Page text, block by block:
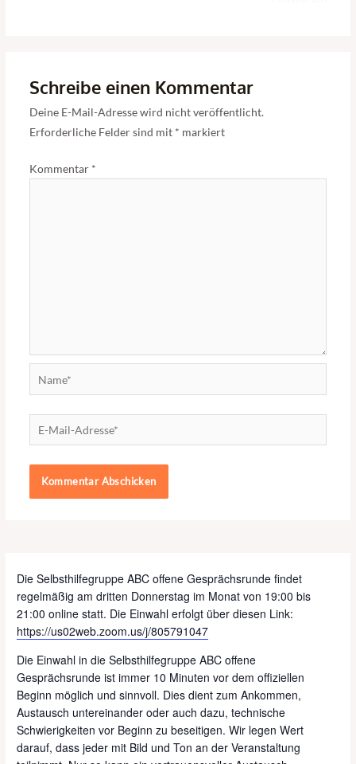
Schreibe einen Kommentar
Deine E-Mail-Adresse wird nicht veröffentlicht.
Erforderliche Felder sind mit * markiert
Kommentar *
Name*
Mail-
Adresse*
Die Selbsthilfegruppe ABC offene Gesprächsrunde findet
regelmäßig am dritten Donnerstag im Monat von 19:00 bis
21:00 online statt. Die Einwahl erfolgt über diesen Link:
https://us02web.zoom.us/j/805791047
Die Einwahl in die Selbsthilfegruppe ABC offene
Gesprächsrunde ist immer 10 Minuten vor dem offiziellen
Beginn möglich und sinnvoll. Dies dient zum Ankommen,
Austausch untereinander oder auch dazu, technische
Schwierigkeiten vor Beginn zu beseitigen. Wir legen Wert
darauf, dass jeder mit Bild und Ton an der Veranstaltung